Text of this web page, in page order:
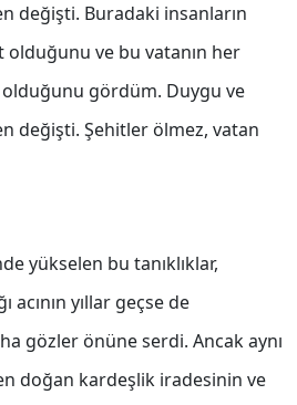
değişti. Buradaki insanların
ve bu vatanın her
olduğunu gördüm. Duygu ve
değişti. Şehitler ölmez, vatan
yükselen bu tanıklıklar,
acının yıllar geçse de
gözler önüne serdi. Ancak aynı
doğan kardeşlik iradesinin ve